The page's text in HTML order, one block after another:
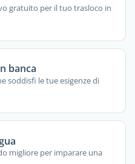
gratuito per il tuo trasloco in
banca
soddisfi le tue esigenze di
migliore per imparare una